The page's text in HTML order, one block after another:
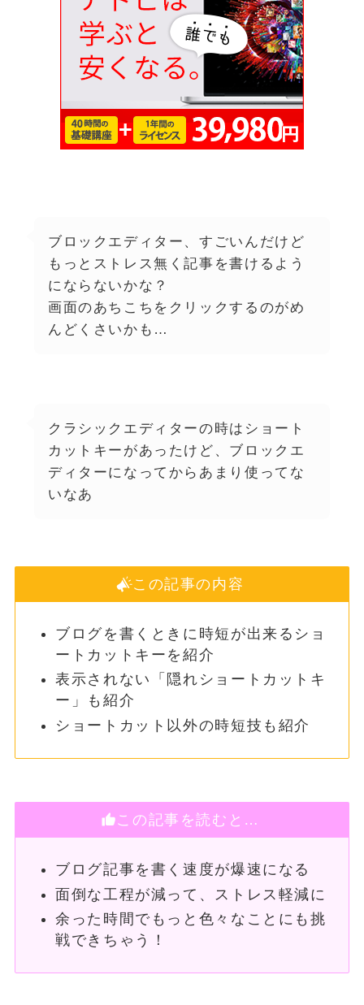
ブロックエディター、すごいんだけど
もっとストレス無く記事を書けるよう
にならないかな？
画面のあちこちをクリックするのがめ
んどくさいかも…
クラシックエディターの時はショート
カットキーがあったけど、ブロックエ
ディターになってからあまり使ってな
いなあ
この記事の内容
ブログを書くときに時短が出来るショ
ートカットキーを紹介
表示されない「隠れショートカットキ
ー」も紹介
ショートカット以外の時短技も紹介
この記事を読むと…
ブログ記事を書く速度が爆速になる
面倒な工程が減って、ストレス軽減に
余った時間でもっと色々なことにも挑
戦できちゃう！